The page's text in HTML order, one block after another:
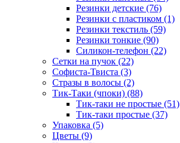
Резинки детские (76)
Резинки с пластиком (1)
Резинки текстиль (59)
Резинки тонкие (90)
Силикон-телефон (22)
Сетки на пучок (22)
Софиста-Твиста (3)
Стразы в волосы (2)
Тик-Таки (чпоки) (88)
Тик-таки не простые (51)
Тик-таки простые (37)
Упаковка (5)
Цветы (9)